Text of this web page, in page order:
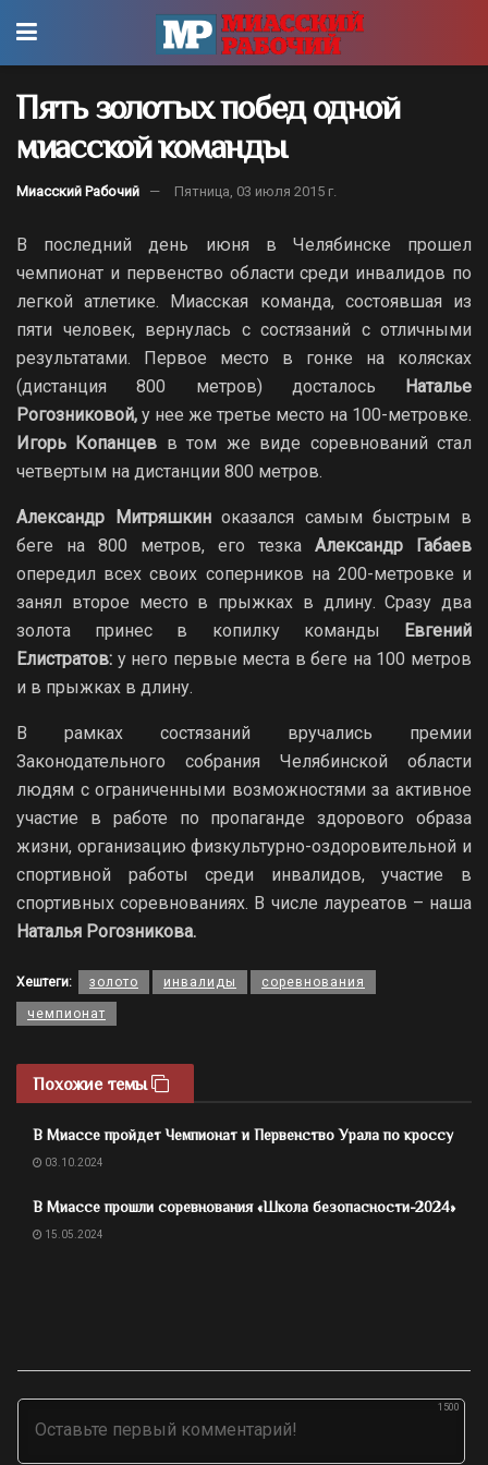
Пять золотых побед одной
миасской команды
Миасский Рабочий Пятница, 03 июля 2015 г.
В последний день июня в Челябинске прошел
чемпионат и первенство области среди инвалидов по
легкой атлетике. Миасская команда, состоявшая из
пяти человек, вернулась с состязаний с отличными
результатами. Первое место в гонке на колясках
(дистанция 800 метров) досталось
Наталье
Рогозниковой, у нее же третье место на 100-метровке.
Игорь Копанцев в том же виде соревнований стал
четвертым на дистанции 800 метров.
Александр Митряшкиноказался самым быстрым в
беге на 800 метров, его тезка Александр Габаев
опередил всех своих соперников на 200-метровке и
занял второе место в прыжках в длину. Сразу два
золота принес в копилку команды Евгений
Елистратов: у него первые места в беге на 100 метров
и в прыжках в длину.
В рамках состязаний вручались премии
Законодательного собрания Челябинской области
людям с ограниченными возможностями за активное
участие в работе по пропаганде здорового образа
жизни, организацию физкультурно-оздоровительной и
спортивной работы среди инвалидов, участие в
спортивных соревнованиях. В числе лауреатов – наша
Наталья Рогозникова.
Хештеги: золото инвалиды соревнования
чемпионат
Похожие темы
В Миассе пройдет Чемпионат и Первенство Урала по кроссу
03.10.2024
В Миассе прошли соревнования «Школа безопасности-2024»
15.05.2024
1500